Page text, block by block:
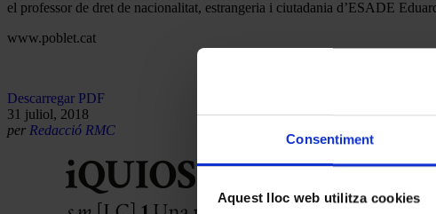
Consentiment
Aquest lloc web utilitza cookies
el professor de dret de nacionalitat, estrangeria i ciutadania d’ESADE
www.poblet.cat
Descarregar PDF
31 juliol, 2018
per Redacció RMC